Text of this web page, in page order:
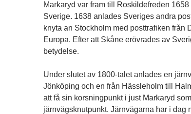
Markaryd var fram till Roskildefreden
Sverige. 1638 anlades Sveriges andra
knyta an Stockholm med posttrafiken från
Europa. Efter att Skåne erövrades av
betydelse.
Under slutet av 1800-talet anlades en
Jönköping och en från Hässleholm till
att få sin korsningpunkt i just Markaryd
järnvägsknutpunkt. Järnvägarna har i dag